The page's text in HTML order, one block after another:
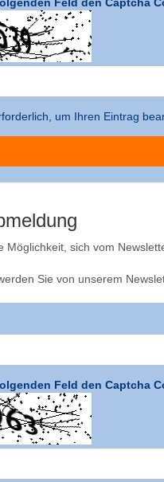
um Ihren Eintrag
Möglichkeit, sich vom
Sie von unserem
Feld den Captcha